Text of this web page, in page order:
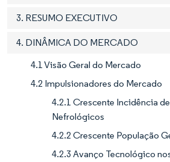
3. RESUMO EXECUTIVO
4. DINÂMICA DO MERCADO
4.1 Visão Geral do Mercado
4.2 Impulsionadores do Mercado
4.2.1 Crescente Incidência
Nefrológicos
4.2.2 Crescente População
4.2.3 Avanço Tecnológico